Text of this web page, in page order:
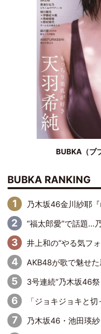
BUBKA（ブ
BUBKA RANKING
乃木坂46金川紗耶『
“福太郎愛”で話題…乃木坂46一ノ瀬美
井上和の“やる気フォント”にも注
AKB48が歌で魅せた新公演『夢
3号連続“乃木坂46祭り” ラストを飾るのは賀喜
「ジョキジョキと切っていく
乃木坂46・池田瑛紗と中西アルノが「真冬のかき氷